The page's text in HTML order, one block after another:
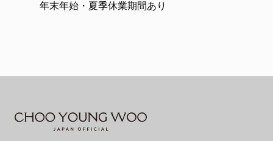
年末年始・夏季休業期間あり